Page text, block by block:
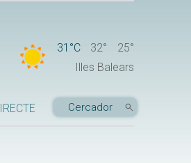
31°C 32°
25°
Illes Balears